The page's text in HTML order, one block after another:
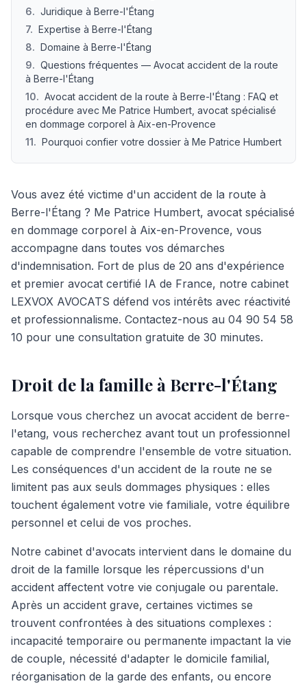
6. Juridique à Berre-l'Étang
7. Expertise à Berre-l'Étang
8. Domaine à Berre-l'Étang
9. Questions fréquentes — Avocat accident de la route
à Berre-l'Étang
10. Avocat accident de la route à Berre-l'Étang : FAQ et
procédure avec Me Patrice Humbert, avocat spécialisé
en dommage corporel à Aix-en-Provence
11. Pourquoi confier votre dossier à Me Patrice Humbert
Vous avez été victime d'un accident de la route à
Berre-l'Étang ? Me Patrice Humbert, avocat spécialisé
en dommage corporel à Aix-en-Provence, vous
accompagne dans toutes vos démarches
d'indemnisation. Fort de plus de 20 ans d'expérience
et premier avocat certifié IA de France, notre cabinet
LEXVOX AVOCATS défend vos intérêts avec réactivité
et professionnalisme. Contactez-nous au 04 90 54 58
10 pour une consultation gratuite de 30 minutes.
Droit de la famille à Berre-l'Étang
Lorsque vous cherchez un avocat accident de berre-
l'etang, vous recherchez avant tout un professionnel
capable de comprendre l'ensemble de votre situation.
Les conséquences d'un accident de la route ne se
limitent pas aux seuls dommages physiques : elles
touchent également votre vie familiale, votre équilibre
personnel et celui de vos proches.
Notre cabinet d'avocats intervient dans le domaine du
droit de la famille lorsque les répercussions d'un
accident affectent votre vie conjugale ou parentale.
Après un accident grave, certaines victimes se
trouvent confrontées à des situations complexes :
incapacité temporaire ou permanente impactant la vie
de couple, nécessité d'adapter le domicile familial,
réorganisation de la garde des enfants, ou encore